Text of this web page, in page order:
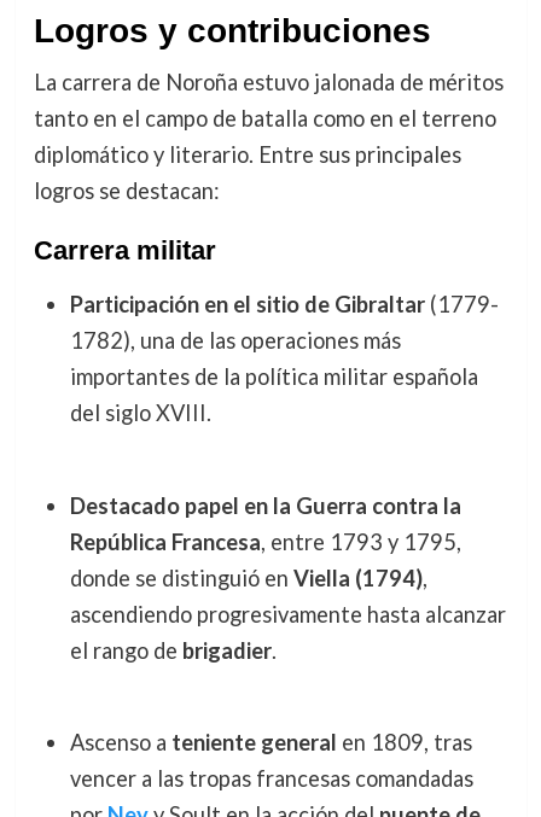
Logros y contribuciones
La carrera de Noroña estuvo jalonada de méritos
tanto en el campo de batalla como en el terreno
diplomático y literario. Entre sus principales
logros se destacan:
Carrera militar
Participación en el sitio de Gibraltar(1779-
1782), una de las operaciones más
importantes de la política militar española
del siglo XVIII.
Destacado papel en la Guerra contra la
República Francesa, entre 1793 y 1795,
donde se distinguió en Viella (1794),
ascendiendo progresivamente hasta alcanzar
el rango de brigadier.
Ascenso a teniente general en 1809, tras
vencer a las tropas francesas comandadas